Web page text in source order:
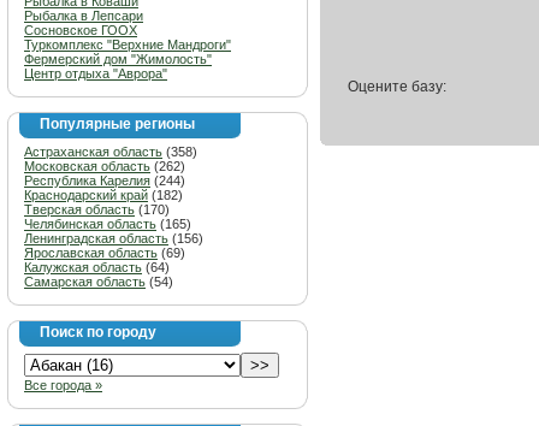
Рыбалка в Лепсари
Сосновское ГООХ
Туркомплекс "Верхние Мандроги"
Фермерский дом "Жимолость"
Центр отдыха "Аврора"
Популярные регионы
Астраханская область (358)
Московская область (262)
Республика Карелия (244)
Краснодарский край (182)
Тверская область (170)
Челябинская область (165)
Ленинградская область (156)
Ярославская область (69)
Калужская область (64)
Самарская область (54)
Поиск по городу
Все города »
Оцените базу: